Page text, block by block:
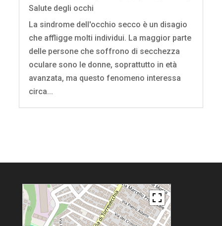
Salute degli occhi
La sindrome dell'occhio secco è un disagio
che affligge molti individui. La maggior parte
delle persone che soffrono di secchezza
oculare sono le donne, soprattutto in età
avanzata, ma questo fenomeno interessa
circa...